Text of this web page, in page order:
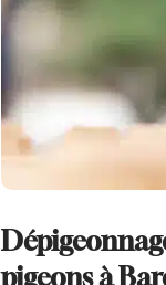
pigeons à